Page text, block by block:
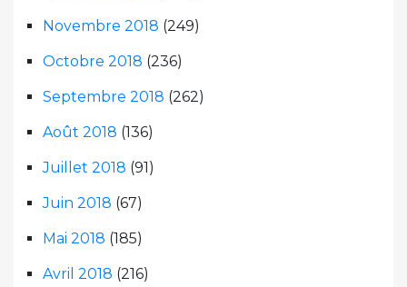
Novembre 2018 (249)
Octobre 2018 (236)
Septembre 2018 (262)
Août 2018 (136)
Juillet 2018 (91)
Juin 2018 (67)
Mai 2018 (185)
Avril 2018 (216)